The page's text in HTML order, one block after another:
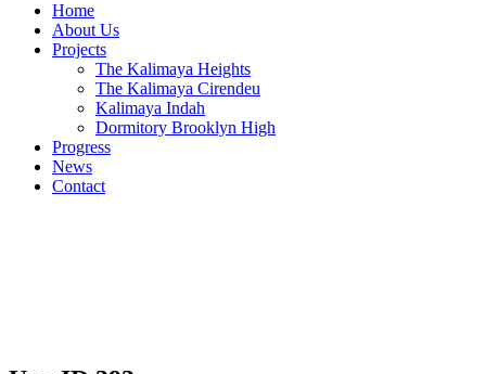
Home
About Us
Projects
The Kalimaya Heights
The Kalimaya Cirendeu
Kalimaya Indah
Dormitory Brooklyn High
Progress
News
Contact